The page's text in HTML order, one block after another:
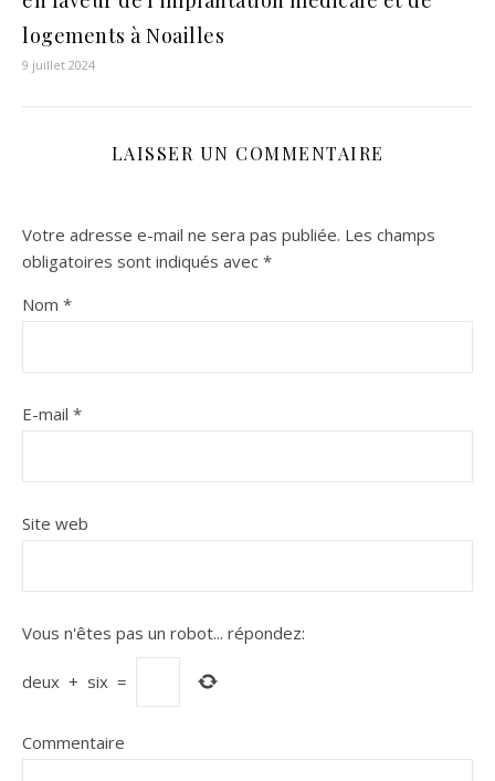
logements à Noailles
9 juillet 2024
LAISSER UN COMMENTAIRE
Votre adresse e-mail ne sera pas publiée. Les champs
obligatoires sont indiqués avec *
Nom *
E-mail *
Site web
Vous n'êtes pas un robot... répondez:
deux + six =
Commentaire